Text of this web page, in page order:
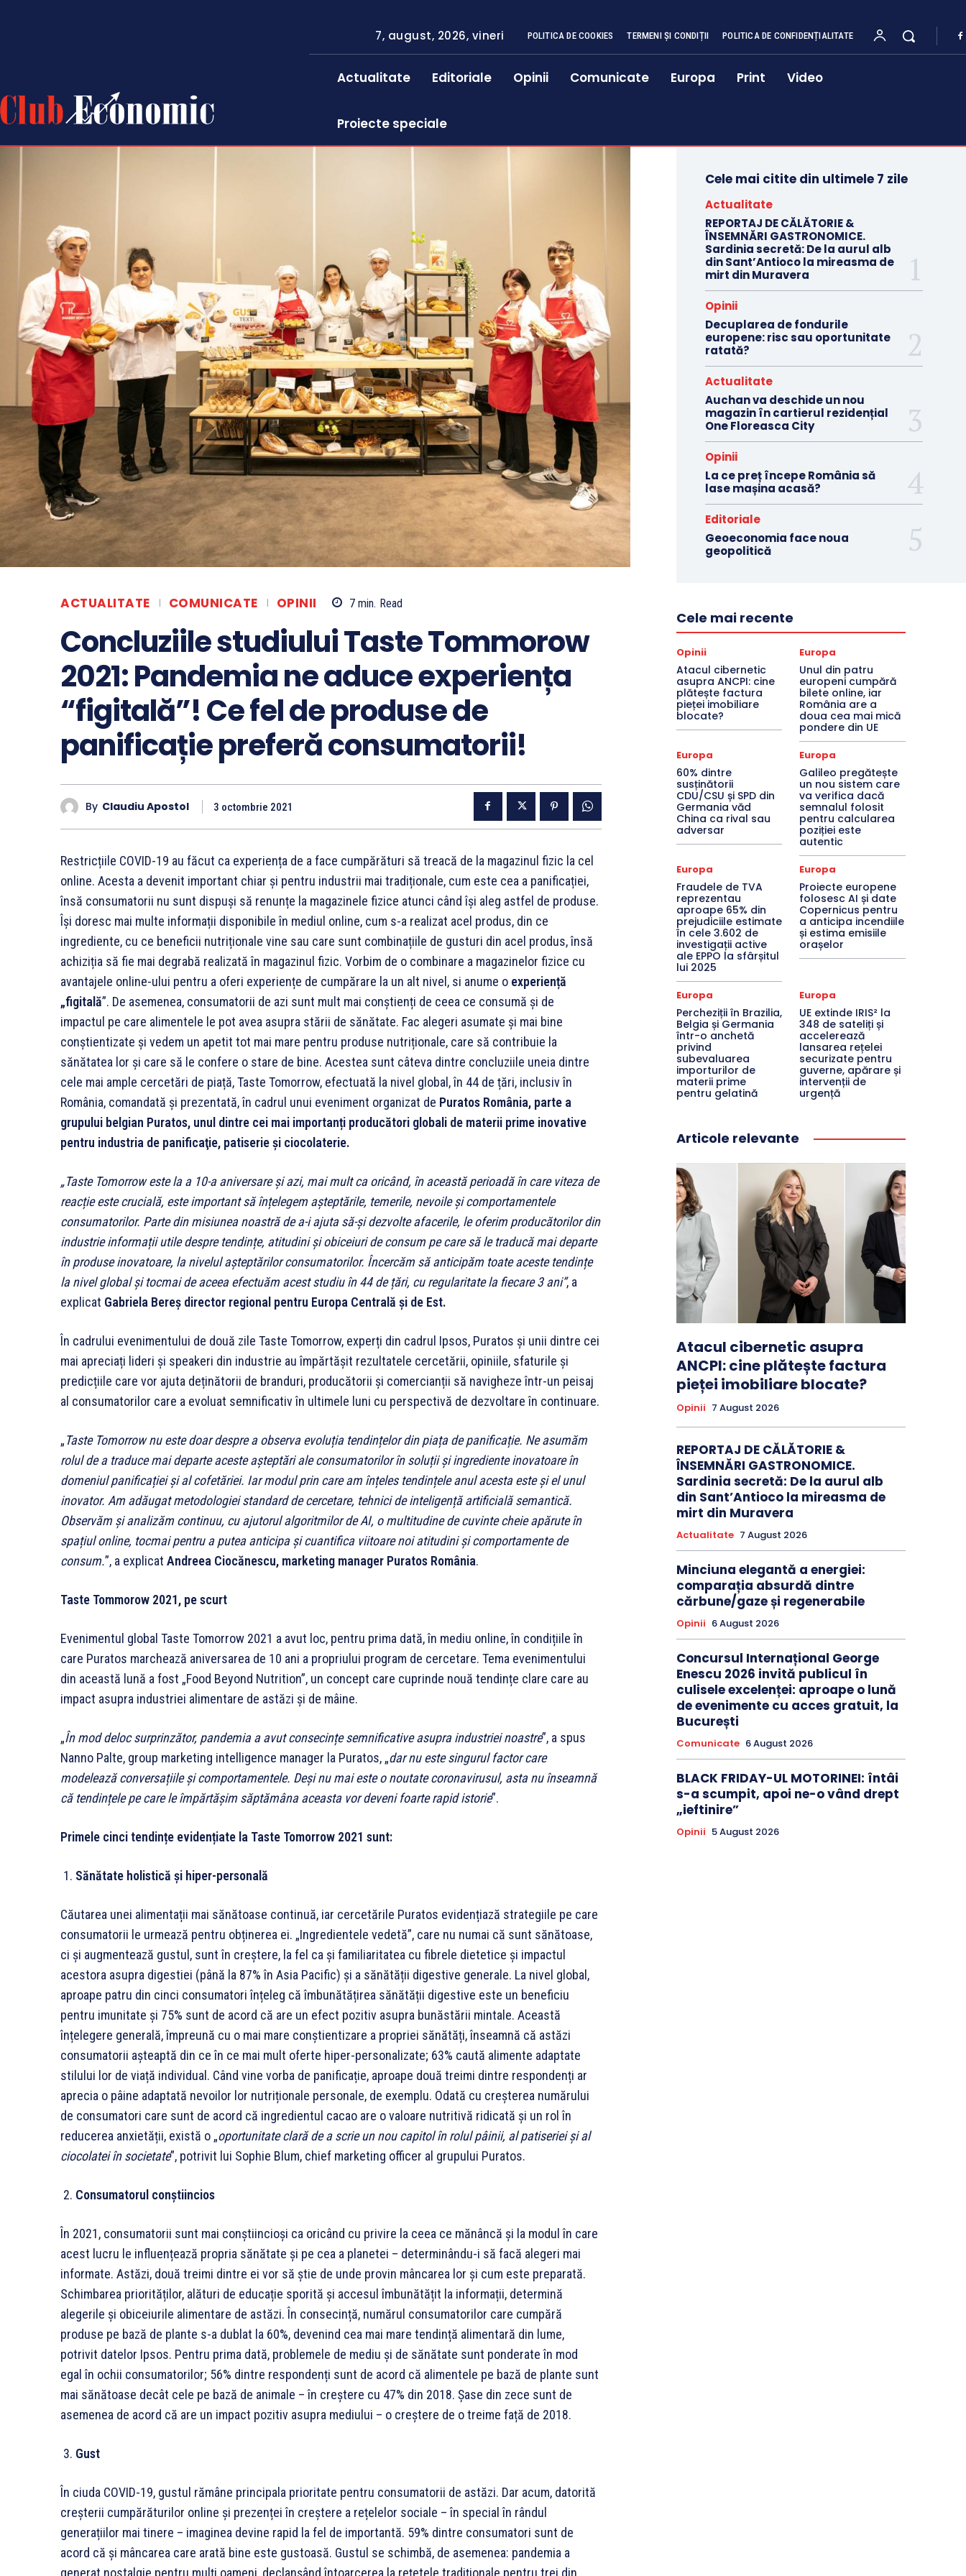
7, august, 2026, vineri POLITICA DE COOKIES TERMENI ȘI CONDIȚII POLITICA DE CONFIDENȚIALITATE
Actualitate Editoriale Opinii Comunicate Europa Print Video
Proiecte speciale
ACTUALITATE COMUNICATE OPINII 7min. Read
Concluziile studiului Taste Tommorow
2021: Pandemia ne aduce experiența
“figitală”! Ce fel de produse de
panificație preferă consumatorii!
By Claudiu Apostol 3 octombrie 2021
Restricțiile COVID-19 au făcut ca experiența de a face cumpărături să treacă de la magazinul fizic la cel
online. Acesta a devenit important chiar și pentru industrii mai tradiționale, cum este cea a panificației,
însă consumatorii nu sunt dispuși să renunțe la magazinele fizice atunci când își aleg astfel de produse.
Își doresc mai multe informații disponibile în mediul online, cum s-a realizat acel produs, din ce
ingrediente, cu ce beneficii nutriționale vine sau care sunt combinațiile de gusturi din acel produs, însă
achiziția să fie mai degrabă realizată în magazinul fizic. Vorbim de o combinare a magazinelor fizice cu
avantajele online-ului pentru a oferi experiențe de cumpărare la un alt nivel, si anume o experiență
„figitală”. De asemenea, consumatorii de azi sunt mult mai conștienți de ceea ce consumă și de
impactul pe care alimentele le pot avea asupra stării de sănătate. Fac alegeri asumate și mai bine
conștientizate și vedem un apetit tot mai mare pentru produse nutriționale, care să contribuie la
sănătatea lor și care să le confere o stare de bine. Acestea sunt câteva dintre concluziile uneia dintre
cele mai ample cercetări de piață, Taste Tomorrow, efectuată la nivel global, în 44 de țări, inclusiv în
România, comandată și prezentată, în cadrul unui eveniment organizat de Puratos România, parte a
grupului belgian Puratos, unul dintre cei mai importanți producători globali de materii prime inovative
pentru industria de panificaţie, patiserie şi ciocolaterie.
„Taste Tomorrow este la a 10-a aniversare și azi, mai mult ca oricând, în această perioadă în care viteza de
reacție este crucială, este important să înțelegem așteptările, temerile, nevoile și comportamentele
consumatorilor. Parte din misiunea noastră de a-i ajuta să-și dezvolte afacerile, le oferim producătorilor din
industrie informații utile despre tendințe, atitudini și obiceiuri de consum pe care să le traducă mai departe
în produse inovatoare, la nivelul așteptărilor consumatorilor. Încercăm să anticipăm toate aceste tendințe
la nivel global și tocmai de aceea efectuăm acest studiu în 44 de țări, cu regularitate la fiecare 3 ani”, a
explicat Gabriela Bereș director regional pentru Europa Centrală și de Est.
În cadrului evenimentului de două zile Taste Tomorrow, experți din cadrul Ipsos, Puratos și unii dintre cei
mai apreciați lideri și speakeri din industrie au împărtășit rezultatele cercetării, opiniile, sfaturile și
predicțiile care vor ajuta deținătorii de branduri, producătorii și comercianții să navigheze într-un peisaj
al consumatorilor care a evoluat semnificativ în ultimele luni cu perspectivă de dezvoltare în continuare.
„Taste Tomorrow nu este doar despre a observa evoluția tendințelor din piața de panificație. Ne asumăm
rolul de a traduce mai departe aceste așteptări ale consumatorilor în soluții și ingrediente inovatoare în
domeniul panificației și al cofetăriei. Iar modul prin care am înțeles tendințele anul acesta este și el unul
inovator. Am adăugat metodologiei standard de cercetare, tehnici de inteligență artificială semantică.
Observăm și analizăm continuu, cu ajutorul algoritmilor de AI, o multitudine de cuvinte cheie apărute în
spațiul online, tocmai pentru a putea anticipa și cuantifica viitoare noi atitudini și comportamente de
consum.”, a explicat Andreea Ciocănescu, marketing manager Puratos România.
Taste Tommorow 2021, pe scurt
Evenimentul global Taste Tomorrow 2021 a avut loc, pentru prima dată, în mediu online, în condițiile în
care Puratos marchează aniversarea de 10 ani a propriului program de cercetare. Tema evenimentului
din această lună a fost „Food Beyond Nutrition”, un concept care cuprinde nouă tendințe clare care au
impact asupra industriei alimentare de astăzi și de mâine.
„În mod deloc surprinzător, pandemia a avut consecințe semnificative asupra industriei noastre”, a spus
Nanno Palte, group marketing intelligence manager la Puratos, „dar nu este singurul factor care
modelează conversațiile și comportamentele. Deși nu mai este o noutate coronavirusul, asta nu înseamnă
că tendințele pe care le împărtășim săptămâna aceasta vor deveni foarte rapid istorie”.
Primele cinci tendințe evidențiate la Taste Tomorrow 2021 sunt:
Sănătate holistică și hiper-personală
Căutarea unei alimentații mai sănătoase continuă, iar cercetările Puratos evidențiază strategiile pe care
consumatorii le urmează pentru obținerea ei. „Ingredientele vedetă”, care nu numai că sunt sănătoase,
ci și augmentează gustul, sunt în creștere, la fel ca și familiaritatea cu fibrele dietetice și impactul
acestora asupra digestiei (până la 87% în Asia Pacific) și a sănătății digestive generale. La nivel global,
aproape patru din cinci consumatori înțeleg că îmbunătățirea sănătății digestive este un beneficiu
pentru imunitate și 75% sunt de acord că are un efect pozitiv asupra bunăstării mintale. Această
înțelegere generală, împreună cu o mai mare conștientizare a propriei sănătăți, înseamnă că astăzi
consumatorii așteaptă din ce în ce mai mult oferte hiper-personalizate; 63% caută alimente adaptate
stilului lor de viață individual. Când vine vorba de panificație, aproape două treimi dintre respondenți ar
aprecia o pâine adaptată nevoilor lor nutriționale personale, de exemplu. Odată cu creșterea numărului
de consumatori care sunt de acord că ingredientul cacao are o valoare nutritivă ridicată și un rol în
reducerea anxietății, există o „oportunitate clară de a scrie un nou capitol în rolul pâinii, al patiseriei și al
ciocolatei în societate”, potrivit lui Sophie Blum, chief marketing officer al grupului Puratos.
Consumatorul conștiincios
În 2021, consumatorii sunt mai conștiincioși ca oricând cu privire la ceea ce mănâncă și la modul în care
acest lucru le influențează propria sănătate și pe cea a planetei – determinându-i să facă alegeri mai
informate. Astăzi, două treimi dintre ei vor să știe de unde provin mâncarea lor și cum este preparată.
Schimbarea priorităților, alături de educație sporită și accesul îmbunătățit la informații, determină
alegerile și obiceiurile alimentare de astăzi. În consecință, numărul consumatorilor care cumpără
produse pe bază de plante s-a dublat la 60%, devenind cea mai mare tendință alimentară din lume,
potrivit datelor Ipsos. Pentru prima dată, problemele de mediu și de sănătate sunt ponderate în mod
egal în ochii consumatorilor; 56% dintre respondenți sunt de acord că alimentele pe bază de plante sunt
mai sănătoase decât cele pe bază de animale – în creștere cu 47% din 2018. Șase din zece sunt de
asemenea de acord că are un impact pozitiv asupra mediului – o creștere de o treime față de 2018.
Gust
În ciuda COVID-19, gustul rămâne principala prioritate pentru consumatorii de astăzi. Dar acum, datorită
creșterii cumpărăturilor online și prezenței în creștere a rețelelor sociale – în special în rândul
generațiilor mai tinere – imaginea devine rapid la fel de importantă. 59% dintre consumatori sunt de
acord că și mâncarea care arată bine este gustoasă. Gustul se schimbă, de asemenea: pandemia a
generat nostalgie pentru mulți oameni, declanșând întoarcerea la rețetele tradiționale pentru trei din
Cele mai citite din ultimele 7 zile
Actualitate
REPORTAJ DE CĂLĂTORIE &
ÎNSEMNĂRI GASTRONOMICE.
Sardinia secretă: De la aurul alb
din Sant’Antioco la mireasma de
mirt din Muravera
Opinii
Decuplarea de fondurile
europene: risc sau oportunitate
ratată?
Actualitate
Auchan va deschide un nou
magazin în cartierul rezidențial
One Floreasca City
Opinii
La ce preț începe România să
lase mașina acasă?
Editoriale
Geoeconomia face noua
geopolitică
Cele mai recente
Opinii
Atacul cibernetic
asupra ANCPI: cine
plătește factura
pieței imobiliare
blocate?
Europa
Unul din patru
europeni cumpără
bilete online, iar
România are a
doua cea mai mică
pondere din UE
Europa
60% dintre
susținătorii
CDU/CSU și SPD din
Germania văd
China ca rival sau
adversar
Europa
Galileo pregătește
un nou sistem care
va verifica dacă
semnalul folosit
pentru calcularea
poziției este
autentic
Europa
Fraudele de TVA
reprezentau
aproape 65% din
prejudiciile estimate
în cele 3.602 de
investigații active
ale EPPO la sfârșitul
lui 2025
Europa
Proiecte europene
folosesc AI și date
Copernicus pentru
a anticipa incendiile
și estima emisiile
orașelor
Europa
Percheziții în Brazilia,
Belgia și Germania
într-o anchetă
privind
subevaluarea
importurilor de
materii prime
pentru gelatină
Europa
UE extinde IRIS² la
348 de sateliți și
accelerează
lansarea rețelei
securizate pentru
guverne, apărare și
intervenții de
urgență
Articole relevante
Atacul cibernetic asupra
ANCPI: cine plătește factura
pieței imobiliare blocate?
Opinii 7 August 2026
REPORTAJ DE CĂLĂTORIE &
ÎNSEMNĂRI GASTRONOMICE.
Sardinia secretă: De la aurul alb
din Sant’Antioco la mireasma de
mirt din Muravera
Actualitate 7 August 2026
Minciuna elegantă a energiei:
comparația absurdă dintre
cărbune/gaze și regenerabile
Opinii 6 August 2026
Concursul Internațional George
Enescu 2026 invită publicul în
culisele excelenței: aproape o lună
de evenimente cu acces gratuit, la
București
Comunicate 6 August 2026
BLACK FRIDAY-UL MOTORINEI: întâi
s-a scumpit, apoi ne-o vând drept
„ieftinire”
Opinii 5 August 2026